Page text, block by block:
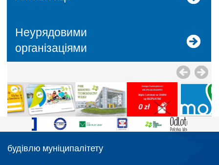
Неурядовими
організаціями
будівлю муніципалітету